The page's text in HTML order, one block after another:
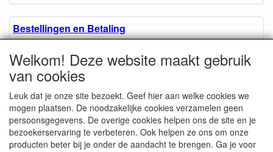
Bestellingen en Betaling
Algemene voorwaarden
Over ons.
Privacyverklaring
Welkom! Deze website maakt gebruik
van cookies
Leuk dat je onze site bezoekt. Geef hier aan welke cookies we
mogen plaatsen. De noodzakelijke cookies verzamelen geen
persoonsgegevens. De overige cookies helpen ons de site en je
bezoekerservaring te verbeteren. Ook helpen ze ons om onze
producten beter bij je onder de aandacht te brengen. Ga je voor